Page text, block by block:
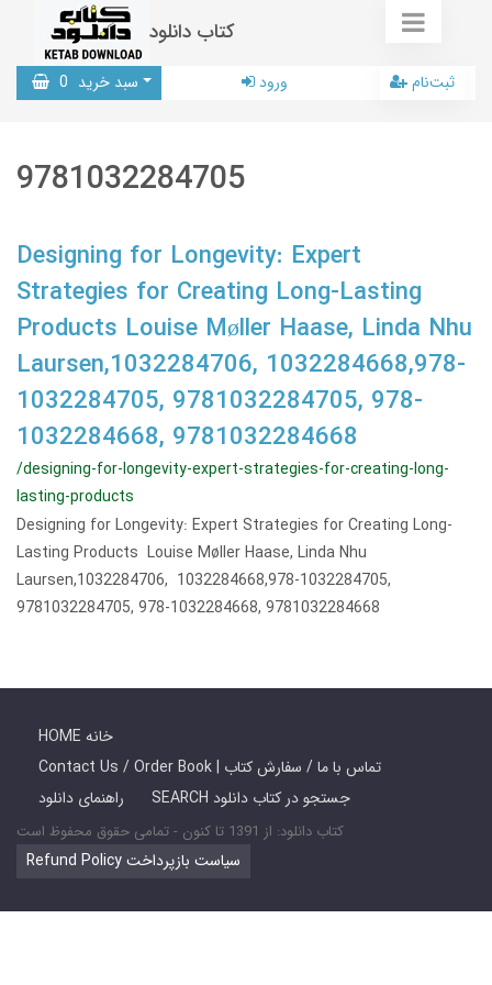
کتاب دانلود
سبد خرید 0 ورود ثبت‌نام
9781032284705
Designing for Longevity: Expert
Strategies for Creating Long-Lasting
Products Louise Møller Haase, Linda Nhu
Laursen,1032284706, 1032284668,978-
1032284705, 9781032284705, 978-
1032284668, 9781032284668
/designing-for-longevity-expert-strategies-for-creating-long-
lasting-products
Designing for Longevity: Expert Strategies for Creating Long-
Lasting Products Louise Møller Haase, Linda Nhu
Laursen,1032284706, 1032284668,978-1032284705,
9781032284705, 978-1032284668, 9781032284668
HOME خانه
Contact Us / Order Book | تماس با ما / سفارش کتاب
راهنمای دانلود
SEARCH جستجو در کتاب دانلود
کتاب دانلود: از 1391 تا کنون - تمامی حقوق محفوظ است
Refund Policy سیاست بازپرداخت